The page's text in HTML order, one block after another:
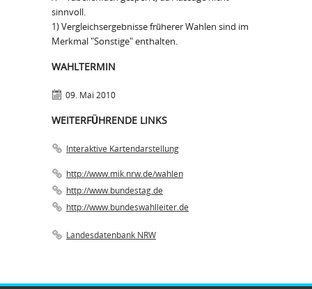
sinnvoll.
1) Vergleichsergebnisse früherer Wahlen sind im
Merkmal "Sonstige" enthalten.
WAHLTERMIN
09. Mai 2010
WEITERFÜHRENDE LINKS
Interaktive Kartendarstellung
http://www.mik.nrw.de/wahlen
http://www.bundestag.de
http://www.bundeswahlleiter.de
Landesdatenbank NRW